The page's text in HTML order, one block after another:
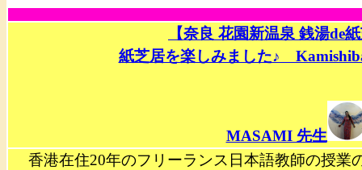
【奈良 花園新温泉 銭湯de
紙芝居を楽しみました♪
MASAMI 先生
香港在住20年のフリーランス日本語教師の授業